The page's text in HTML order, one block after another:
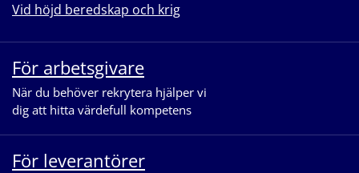
Vid höjd beredskap och krig
För arbetsgivare
När du behöver rekrytera hjälper vi
dig att hitta värdefull kompetens
För leverantörer